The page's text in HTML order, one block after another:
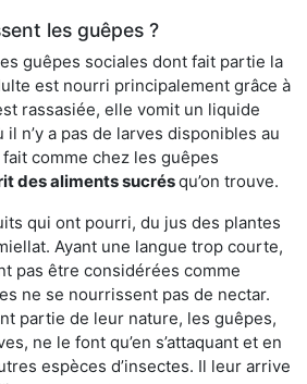
les guêpes ?
guêpes sociales dont fait partie la
est nourri principalement grâce à
rassasiée, elle vomit un liquide
il n’y a pas de larves disponibles au
comme chez les guêpes
des aliments sucrésqu’on trouve.
qui ont pourri, du jus des plantes
Ayant une langue trop courte,
pas être considérées comme
ne se nourrissent pas de nectar.
partie de leur nature, les guêpes,
ne le font qu’en s’attaquant et en
espèces d’insectes. Il leur arrive